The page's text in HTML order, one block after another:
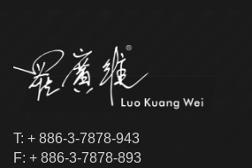
T: + 886-3-7878-943
F: + 886-3-7878-893